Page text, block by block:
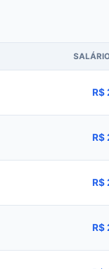
R$
R$
R$
R$